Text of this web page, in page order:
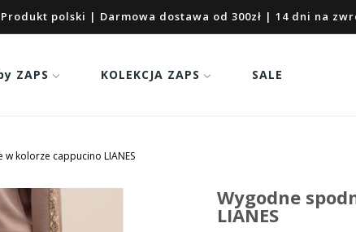
Produkt polski | Darmowa dostawa od 300zł | 14 dni na
ZAPS KOLEKCJA ZAPS SALE
kolorze cappucino LIANES
Wygodne
LIANES